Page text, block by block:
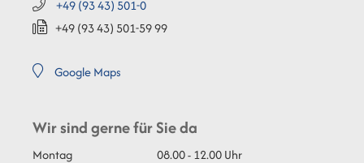
+49 (9343) 501-0
+49 (9343) 501-5999
Google Maps
Wir sind gerne für Sie da
Montag
08.00 - 12.00 Uhr